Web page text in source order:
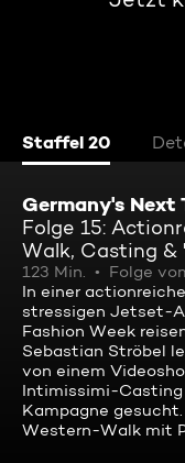
Staffel 20
Germany's Next
Folge 15:
Walk, Casting
123 Min. Folge
In einer
stressigen Jetset-
Fashion Week
Sebastian Ströbel
von einem
Intimissimi-Casting
Kampagne
Western-Walk mit